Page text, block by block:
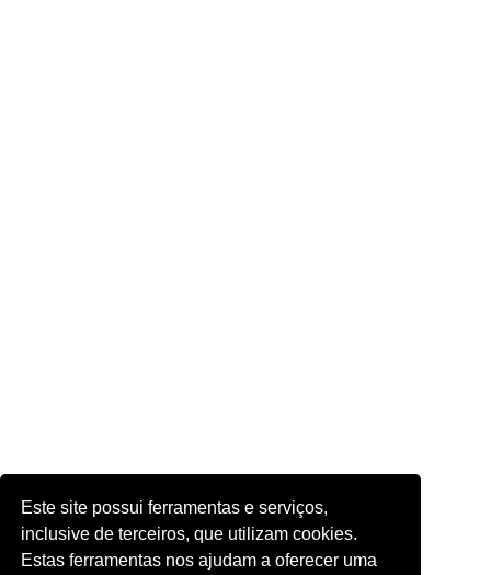
Este site possui ferramentas e serviços,
inclusive de terceiros, que utilizam cookies.
Estas ferramentas nos ajudam a oferecer uma